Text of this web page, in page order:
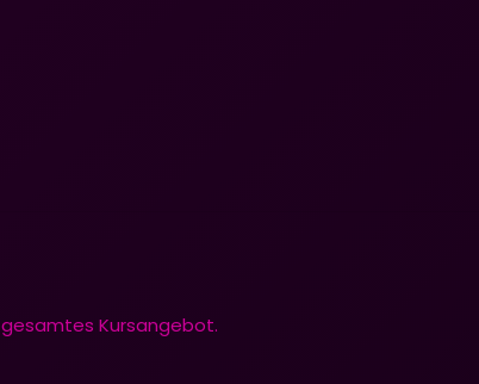
gesamtes Kursangebot.